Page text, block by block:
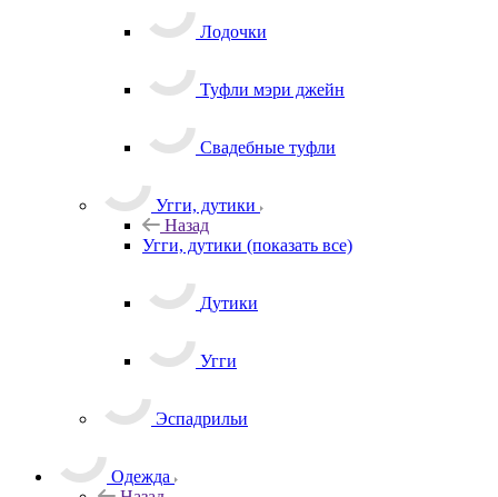
Лодочки
Туфли мэри джейн
Свадебные туфли
Угги, дутики
Назад
Угги, дутики (показать все)
Дутики
Угги
Эспадрильи
Одежда